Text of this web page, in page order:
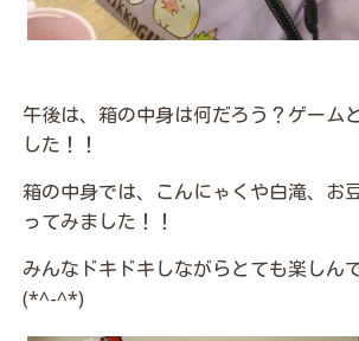
午後は、箱の中身は何だろう？ゲーム
した！！
箱の中身では、こんにゃくや白滝、お
ってみました！！
みんなドキドキしながらとても楽しん
(*^-^*)